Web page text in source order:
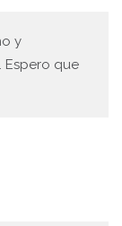
y
Espero que